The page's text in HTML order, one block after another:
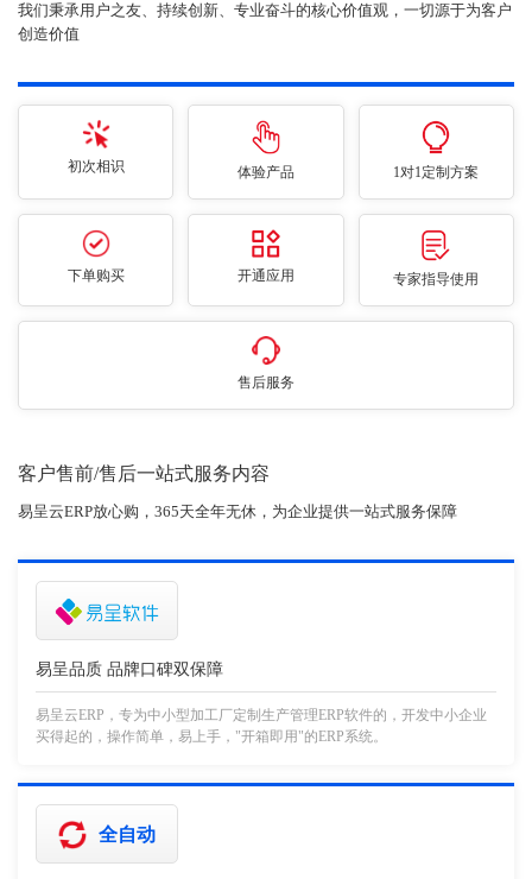
我们秉承用户之友、持续创新、专业奋斗的核心价值观，一切源于为客户
创造价值
初次相识 体验产品 1对1定制方案
下单购买 开通应用 专家指导使用
售后服务
客户售前/售后一站式服务内容
易呈云ERP放心购，365天全年无休，为企业提供一站式服务保障
易呈品质 品牌口碑双保障
易呈云ERP，专为中小型加工厂定制生产管理ERP软件的，开发中小企业
买得起的，操作简单，易上手，"开箱即用"的ERP系统。
全自动